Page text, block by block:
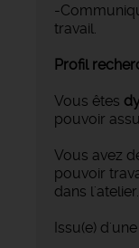
-
travail.
Profil
Vous êtes
pouvoir
Vous avez
pouvoir
dans l'atelier.
Issu(e)